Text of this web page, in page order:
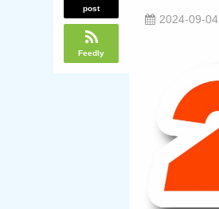
post
Feedly
2024-09-04